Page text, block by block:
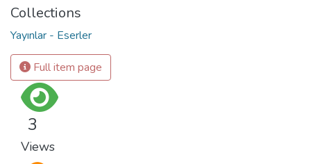
Collections
Yayınlar - Eserler
Full item page
3
Views